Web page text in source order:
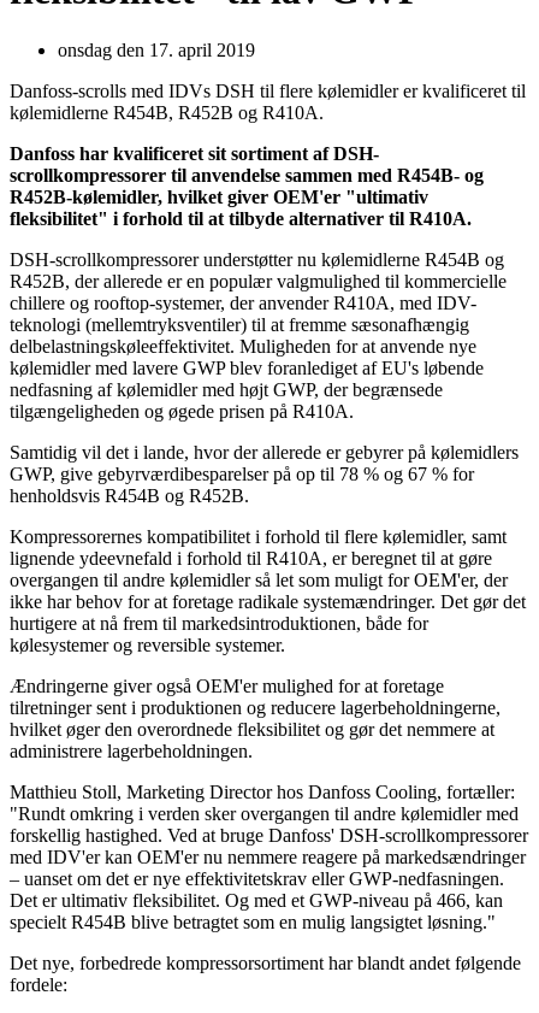
onsdag den 17. april 2019
Danfoss-scrolls med IDVs DSH til flere kølemidler er kvalificeret til
kølemidlerne R454B, R452B og R410A.
Danfoss har kvalificeret sit sortiment af DSH-
scrollkompressorer til anvendelse sammen med R454B- og
R452B-kølemidler, hvilket giver OEM'er "ultimativ
fleksibilitet" i forhold til at tilbyde alternativer til R410A.
DSH-scrollkompressorer understøtter nu kølemidlerne R454B og
R452B, der allerede er en populær valgmulighed til kommercielle
chillere og rooftop-systemer, der anvender R410A, med IDV-
teknologi (mellemtryksventiler) til at fremme sæsonafhængig
delbelastningskøleeffektivitet. Muligheden for at anvende nye
kølemidler med lavere GWP blev foranlediget af EU's løbende
nedfasning af kølemidler med højt GWP, der begrænsede
tilgængeligheden og øgede prisen på R410A.
Samtidig vil det i lande, hvor der allerede er gebyrer på kølemidlers
GWP, give gebyrværdibesparelser på op til 78 % og 67 % for
henholdsvis R454B og R452B.
Kompressorernes kompatibilitet i forhold til flere kølemidler, samt
lignende ydeevnefald i forhold til R410A, er beregnet til at gøre
overgangen til andre kølemidler så let som muligt for OEM'er, der
ikke har behov for at foretage radikale systemændringer. Det gør det
hurtigere at nå frem til markedsintroduktionen, både for
kølesystemer og reversible systemer.
Ændringerne giver også OEM'er mulighed for at foretage
tilretninger sent i produktionen og reducere lagerbeholdningerne,
hvilket øger den overordnede fleksibilitet og gør det nemmere at
administrere lagerbeholdningen.
Matthieu Stoll, Marketing Director hos Danfoss Cooling, fortæller:
"Rundt omkring i verden sker overgangen til andre kølemidler med
forskellig hastighed. Ved at bruge Danfoss' DSH-scrollkompressorer
med IDV'er kan OEM'er nu nemmere reagere på markedsændringer
– uanset om det er nye effektivitetskrav eller GWP-nedfasningen.
Det er ultimativ fleksibilitet. Og med et GWP-niveau på 466, kan
specielt R454B blive betragtet som en mulig langsigtet løsning."
Det nye, forbedrede kompressorsortiment har blandt andet følgende
fordele: